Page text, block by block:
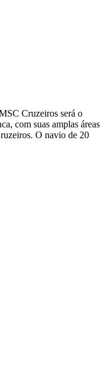
Cruzeiros será o
com suas amplas áreas
O navio de 20